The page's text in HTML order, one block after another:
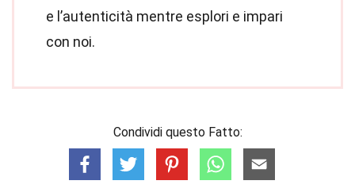
e l’autenticità mentre esplori e impari
con noi.
Condividi questo Fatto: